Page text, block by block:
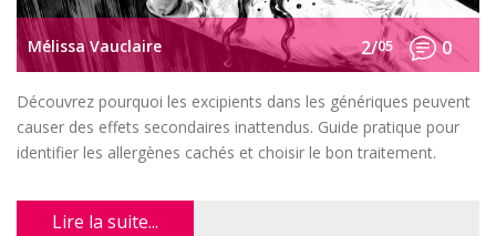
Mélissa Vauclaire 2/05 0
Découvrez pourquoi les excipients dans les génériques peuvent
causer des effets secondaires inattendus. Guide pratique pour
identifier les allergènes cachés et choisir le bon traitement.
Lire la suite...